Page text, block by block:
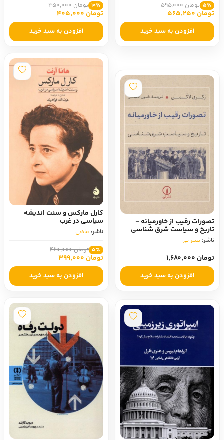
5٪ تومان 595,000
تومان 565,250
افزودن به سبد خرید
10٪ تومان 450,000
تومان 405,000
افزودن به سبد خرید
تصورات رقیب از خاورمیانه -
تاریخ و سیاست شرق شناسی
ناشر: نشر نی
تومان 1,680,000
افزودن به سبد خرید
کارل مارکس و سنت اندیشه
سیاسی در غرب
ناشر: ماهی
5٪ تومان 420,000
تومان 399,000
افزودن به سبد خرید